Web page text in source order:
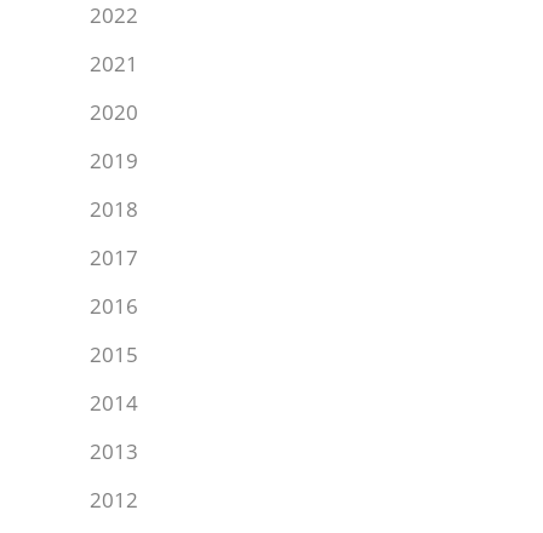
2022
2021
2020
2019
2018
2017
2016
2015
2014
2013
2012